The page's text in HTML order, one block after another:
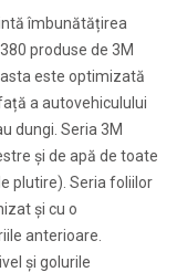
îmbunătățirea
produse de 3M
este optimizată
a autovehiculului
dungi. Seria 3M
și de apă de toate
plutire). Seria foliilor
și cu o
anterioare.
și golurile